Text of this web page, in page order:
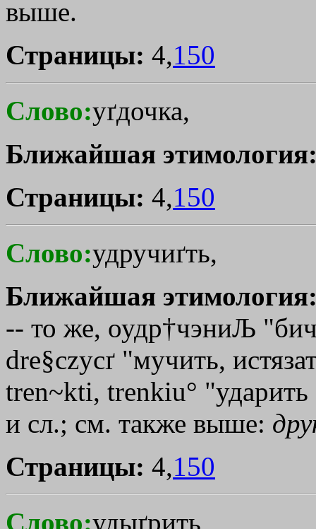
выше.
Страницы: 4,150
Слово:уґдочка,
Ближайшая
Страницы: 4,150
Слово:удручиґть,
Ближайшая
-- то же, оудр†чэниЉ
dre§czycґ "мучить,
tren~kti, trenkiu°
и сл.; см. также выше:
Страницы: 4,150
Слово:удыґрить